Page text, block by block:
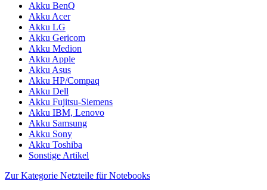
Akku BenQ
Akku Acer
Akku LG
Akku Gericom
Akku Medion
Akku Apple
Akku Asus
Akku HP/Compaq
Akku Dell
Akku Fujitsu-Siemens
Akku IBM, Lenovo
Akku Samsung
Akku Sony
Akku Toshiba
Sonstige Artikel
Zur Kategorie Netzteile für Notebooks